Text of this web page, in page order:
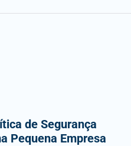
de Segurança
Pequena Empresa